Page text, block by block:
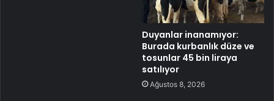
Duyanlar inanamıyor:
Burada kurbanlık düze ve
tosunlar 45 bin liraya
satılıyor
Ağustos 8, 2026